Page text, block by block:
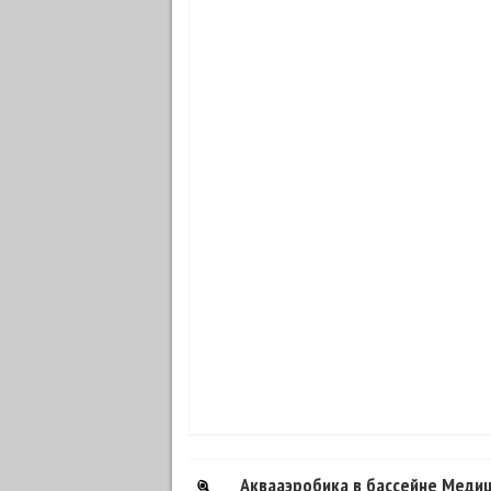
Аквааэробика в бассейне